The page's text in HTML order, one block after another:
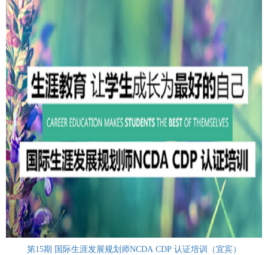
第15期 国际生涯发展规划师NCDA CDP 认证培训（宜宾）